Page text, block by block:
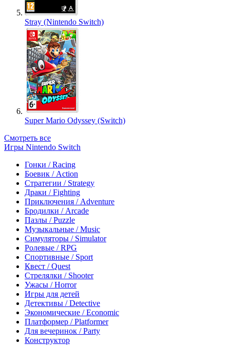
Stray (Nintendo Switch)
Super Mario Odyssey (Switch)
Смотреть все
Игры Nintendo Switch
Гонки / Racing
Боевик / Action
Стратегии / Strategy
Драки / Fighting
Приключения / Adventure
Бродилки / Arcade
Пазлы / Puzzle
Музыкальные / Music
Симуляторы / Simulator
Ролевые / RPG
Спортивные / Sport
Квест / Quest
Стрелялки / Shooter
Ужасы / Horror
Игры для детей
Детективы / Detective
Экономические / Economic
Платформер / Platformer
Для вечеринок / Party
Конструктор